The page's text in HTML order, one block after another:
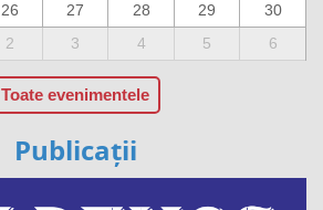
26 27 28 29
30
2 3 4 5 6
Toate evenimentele
Publicații